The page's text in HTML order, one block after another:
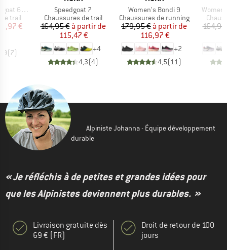
6 GTX
trail
réduit
€
(7)
Article
Speedgoat 7
Product group
Chaussures de trail
Prix
164,95 € Prix réduit
à partir de
115,47 €
+4
4,3(4)
Article
Women's Bondi 9
Product group
Chaussures de running
Prix
179,95 € Prix réduit
à partir de
116,97 €
+2
4,5(11)
Article
Alpiniste Johanna - Équipe développement
durable
« Je réfléchis à de petites et grandes idées pour
que les Alpinistes deviennent plus durables. »
Livraison gratuite dès
69 € (FR)
Droit de retour de 100
jours